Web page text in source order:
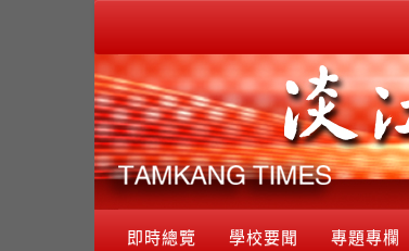
即時總覽 學校要聞 專題專欄